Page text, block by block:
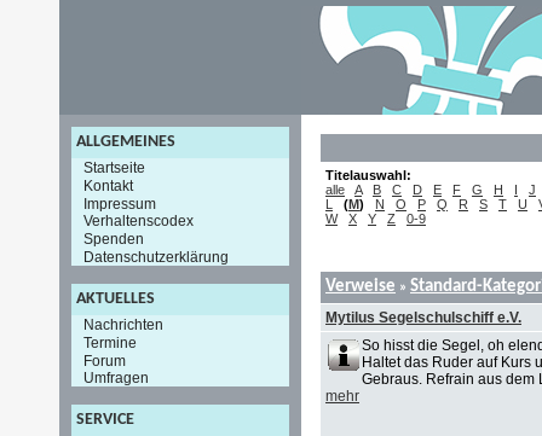
ALLGEMEINES
Startseite
Kontakt
Impressum
Verhaltenscodex
Spenden
Datenschutzerklärung
AKTUELLES
Nachrichten
Termine
Forum
Umfragen
SERVICE
Titelauswahl:
alle
A B C D E F G H I
J
L
(M) N O P Q R S T U
W
X Y Z 0-9
Verweise » Standard-
Mytilus Segelschulschiff e.V.
So hisst die Segel, oh
Haltet das Ruder auf Kurs
Gebraus. Refrain aus dem
mehr